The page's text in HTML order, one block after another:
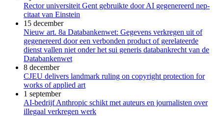
Rector universiteit Gent gebruikte door AI gegenereerd nep-
citaat van Einstein
15 december
Nieuw art. 8a Databankenwet: Gegevens verkregen uit of
gegenereerd door een verbonden product of gerelateerde
dienst vallen niet onder het sui generis databankrecht van de
Databankenwet
8 december
CJEU delivers landmark ruling on copyright protection for
works of applied art
1 september
AI-bedrijf Anthropic schikt met auteurs en journalisten over
illegaal verkregen werk